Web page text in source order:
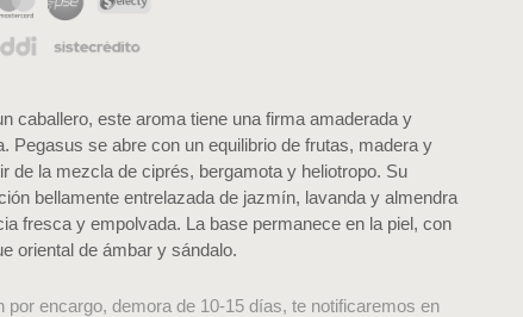
caballero, este aroma tiene una firma amaderada y
Pegasus se abre con un equilibrio de frutas, madera y
de la mezcla de ciprés, bergamota y heliotropo. Su
bellamente entrelazada de jazmín, lavanda y almendra
fresca y empolvada. La base permanece en la piel, con
oriental de ámbar y sándalo.
por encargo, demora de 10-15 días, te notificaremos en